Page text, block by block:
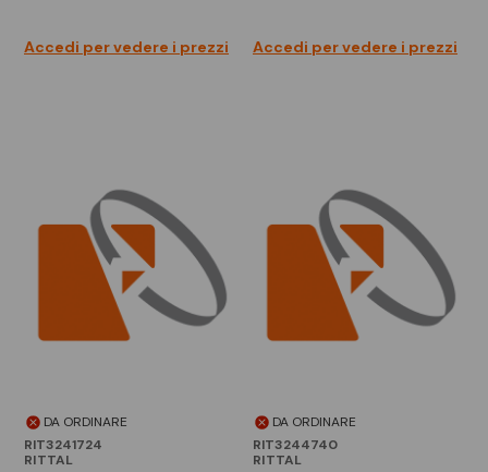
Accedi per vedere i prezzi Accedi per vedere i prezzi
DA ORDINARE
RIT3241724
RITTAL
DA ORDINARE
RIT3244740
RITTAL